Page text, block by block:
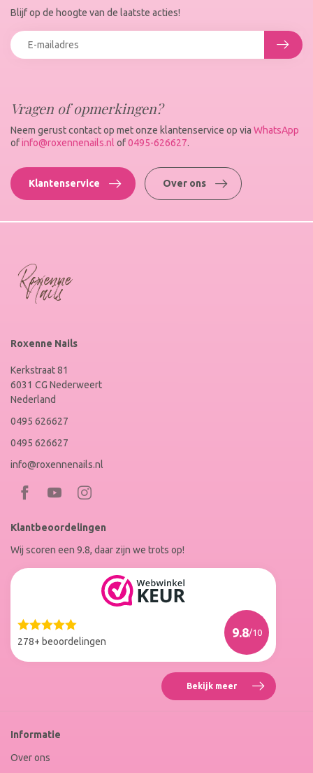
Vragen of opmerkingen?
Neem gerust contact op met onze klantenservice op via WhatsApp
ofinfo@roxennenails.nl of0495-626627.
Klantenservice Over ons
Blijf op de hoogte van de laatste acties!
Roxenne Nails
Kerkstraat 81
6031 CG Nederweert
Nederland
0495 626627
0495 626627
info@roxennenails.nl
Bezoek
Facebook
op
Instagram
Klantbeoordelingen
Wij scoren een 9.8, daar zijn we trots op!
278+ beoordelingen
9.8/10
Web
Winkel
Bekijk meer Reviews
Roxenne
Informatie
Over ons